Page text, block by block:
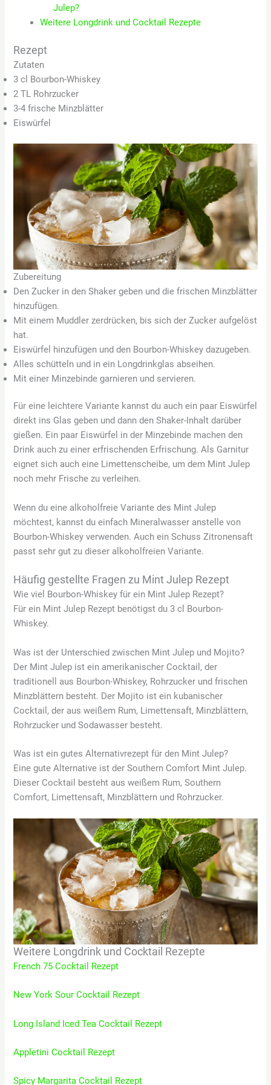
Julep?
Weitere Longdrink und Cocktail Rezepte
Rezept
Zutaten
3 cl Bourbon-Whiskey
2 TL Rohrzucker
3-4 frische Minzblätter
Eiswürfel
Zubereitung
Den Zucker in den Shaker geben und die frischen Minzblätter
hinzufügen.
Mit einem Muddler zerdrücken, bis sich der Zucker aufgelöst
hat.
Eiswürfel hinzufügen und den Bourbon-Whiskey dazugeben.
Alles schütteln und in ein Longdrinkglas abseihen.
Mit einer Minzebinde garnieren und servieren.
Für eine leichtere Variante kannst du auch ein paar Eiswürfel
direkt ins Glas geben und dann den Shaker-Inhalt darüber
gießen. Ein paar Eiswürfel in der Minzebinde machen den
Drink auch zu einer erfrischenden Erfrischung. Als Garnitur
eignet sich auch eine Limettenscheibe, um dem Mint Julep
noch mehr Frische zu verleihen.
Wenn du eine alkoholfreie Variante des Mint Julep
möchtest, kannst du einfach Mineralwasser anstelle von
Bourbon-Whiskey verwenden. Auch ein Schuss Zitronensaft
passt sehr gut zu dieser alkoholfreien Variante.
Häufig gestellte Fragen zu Mint Julep Rezept
Wie viel Bourbon-Whiskey für ein Mint Julep Rezept?
Für ein Mint Julep Rezept benötigst du 3 cl Bourbon-
Whiskey.
Was ist der Unterschied zwischen Mint Julep und Mojito?
Der Mint Julep ist ein amerikanischer Cocktail, der
traditionell aus Bourbon-Whiskey, Rohrzucker und frischen
Minzblättern besteht. Der Mojito ist ein kubanischer
Cocktail, der aus weißem Rum, Limettensaft, Minzblättern,
Rohrzucker und Sodawasser besteht.
Was ist ein gutes Alternativrezept für den Mint Julep?
Eine gute Alternative ist der Southern Comfort Mint Julep.
Dieser Cocktail besteht aus weißem Rum, Southern
Comfort, Limettensaft, Minzblättern und Rohrzucker.
Weitere Longdrink und Cocktail Rezepte
French 75 Cocktail Rezept
New York Sour Cocktail Rezept
Long Island Iced Tea Cocktail Rezept
Appletini Cocktail Rezept
Spicy Margarita Cocktail Rezept